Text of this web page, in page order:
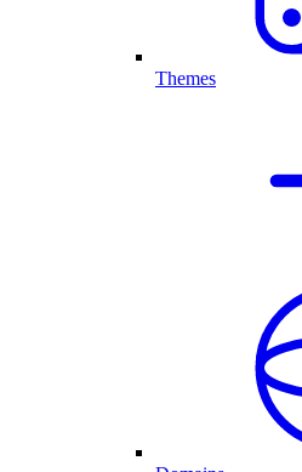
Themes